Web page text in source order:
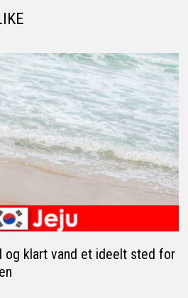
og klart vand et ideelt sted for